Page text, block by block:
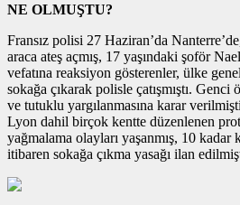
NE OLMUŞTU?
Fransız polisi 27 Haziran’da
araca ateş açmış, 17 yaşındaki şoför
vefatına reaksiyon gösterenler, ülke
sokağa çıkarak polisle çatışmıştı. Genci
ve tutuklu yargılanmasına karar
Lyon dahil birçok kentte düzenlenen
yağmalama olayları yaşanmış, 10 kadar
itibaren sokağa çıkma yasağı ilan